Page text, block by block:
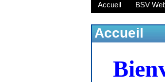
Accueil BSV
Accueil